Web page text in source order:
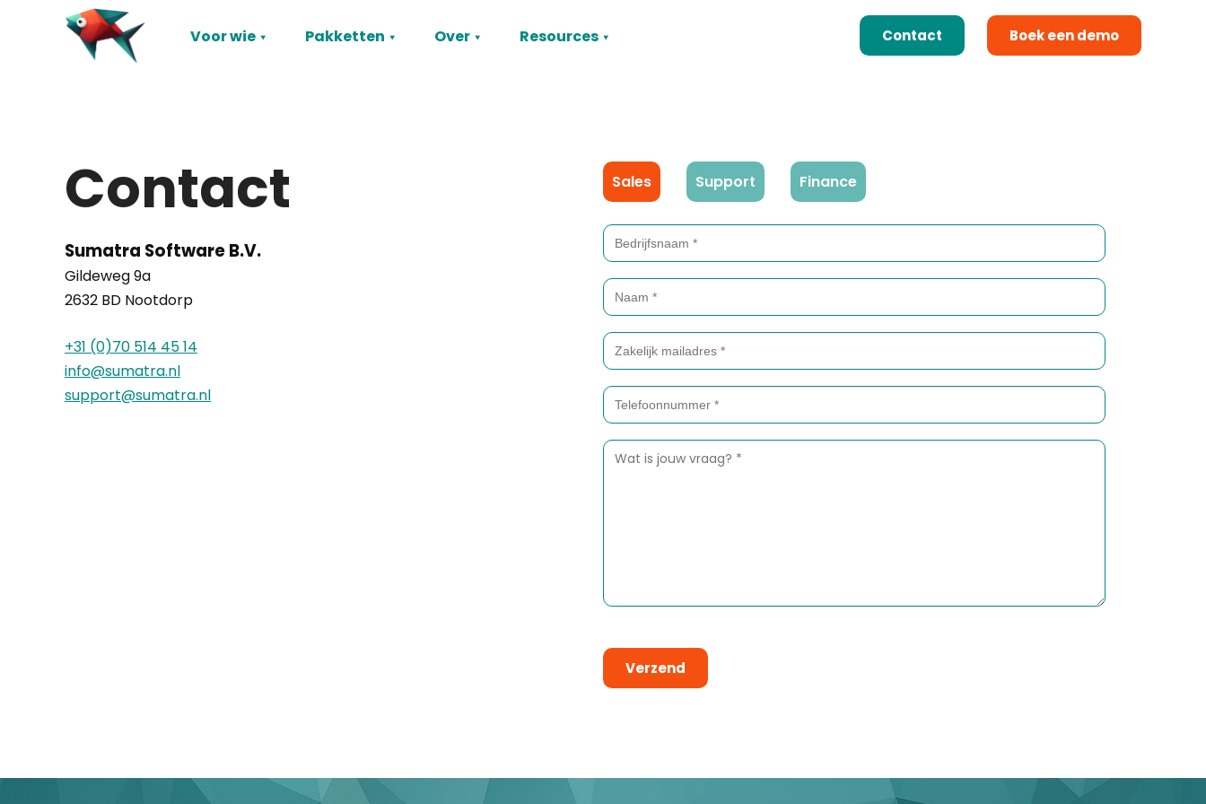
Voor wie Pakketten Over Resources Boek een demo
Contact
Contact
Sumatra Software B.V.
Gildeweg 9a
2632 BD Nootdorp
+31 (0)70 514 45 14
info@sumatra.nl
support@sumatra.nl
Sales Support Finance